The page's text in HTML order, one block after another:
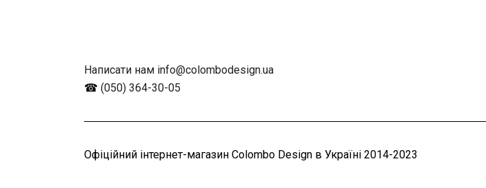
Написати нам info@colombodesign.ua
☎ (050) 364-30-05
Офіційний інтернет-магазин Colombo Design в Україні 2014-2023